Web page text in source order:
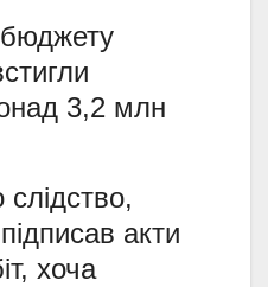
3,2 млн
слідство,
акти
хоча